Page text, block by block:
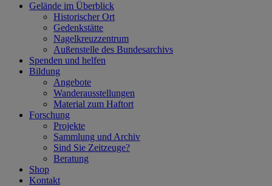
Gelände im Überblick
Historischer Ort
Gedenkstätte
Nagelkreuzzentrum
Außenstelle des Bundesarchivs
Spenden und helfen
Bildung
Angebote
Wanderausstellungen
Material zum Haftort
Forschung
Projekte
Sammlung und Archiv
Sind Sie Zeitzeuge?
Beratung
Shop
Kontakt